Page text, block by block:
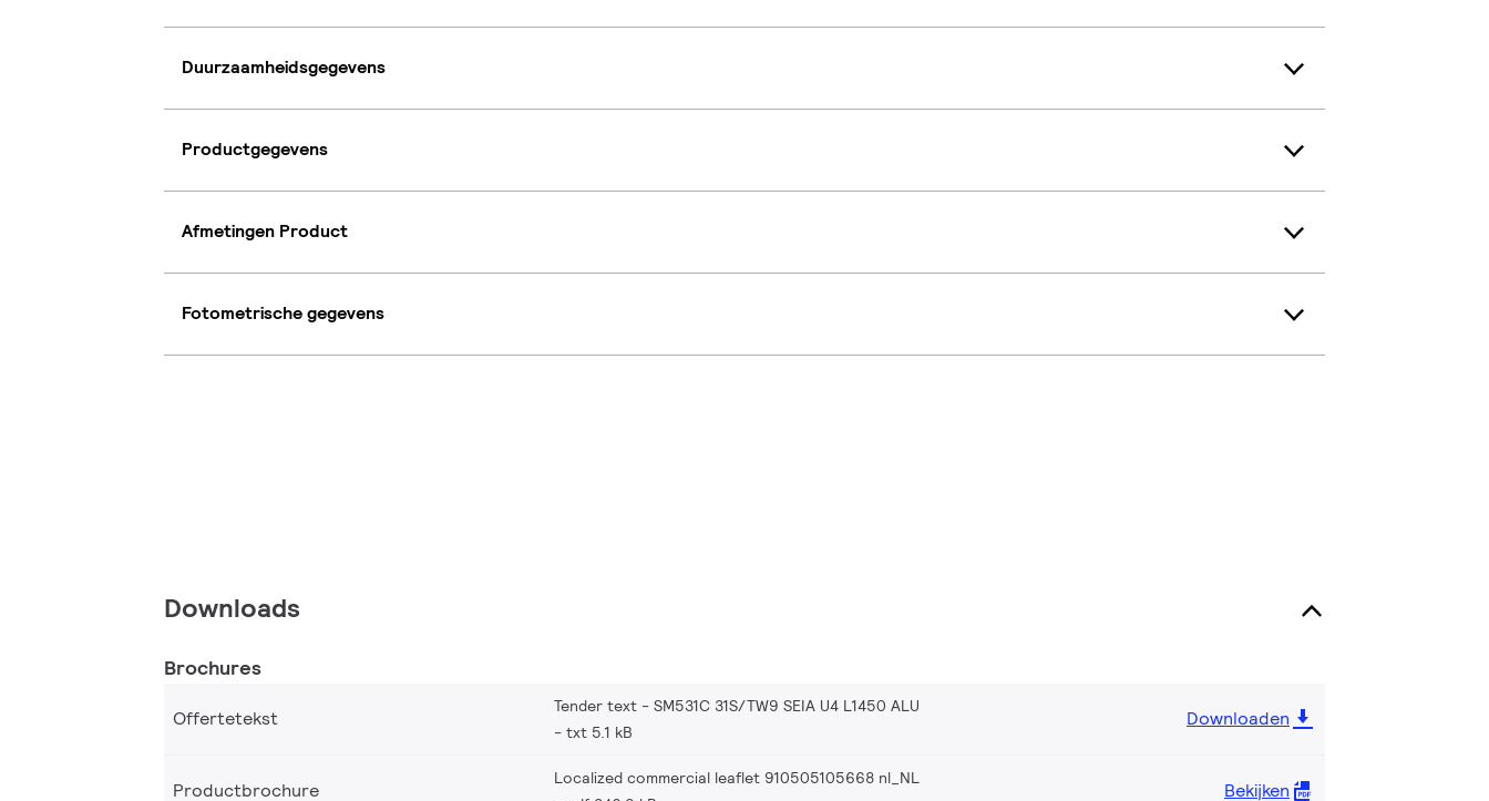
Duurzaamheidsgegevens
Productgegevens
Afmetingen Product
Fotometrische gegevens
Downloads
Brochures
Offertetekst
Tender text - SM531C 31S/TW9 SEIA U4 L1450 ALU
txt 5.1 kB
Downloaden
Productbrochure
Localized commercial leaflet 910505105668 nl_NL
Bekijken